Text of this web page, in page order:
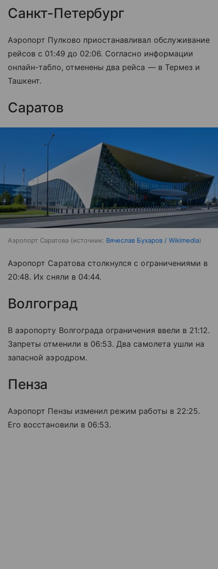
Санкт-Петербург
Аэропорт Пулково приостанавливал обслуживание
рейсов с 01:49 до 02:06. Согласно информации
онлайн-табло, отменены два рейса — в Термез и
Ташкент.
Саратов
Аэропорт Саратова источник: Вячеслав Бухаров / Wikimedia
Аэропорт Саратова столкнулся с ограничениями в
20:48. Их сняли в 04:44.
Волгоград
В аэропорту Волгограда ограничения ввели в 21:12.
Запреты отменили в 06:53. Два самолета ушли на
запасной аэродром.
Пенза
Аэропорт Пензы изменил режим работы в 22:25.
Его восстановили в 06:53.